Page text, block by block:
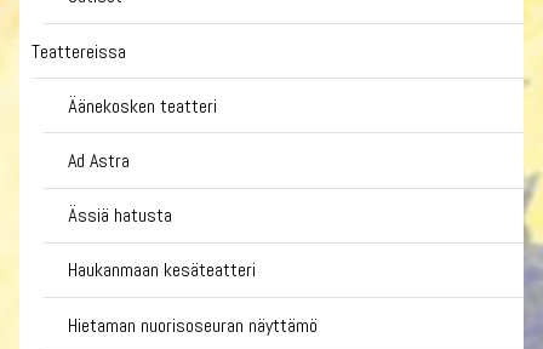
Teattereissa
Äänekosken teatteri
Ad Astra
Ässiä hatusta
Haukanmaan kesäteatteri
Hietaman nuorisoseuran näyttämö